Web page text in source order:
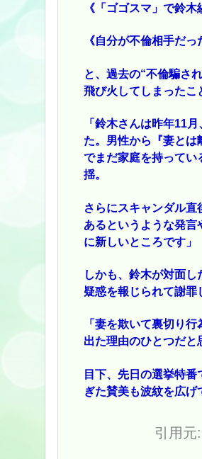
《「ゴゴスマ」で鈴
《自分が不倫相手だ
と、過去の“不倫騙さ
飛び火してしまったこ
「鈴木さんは昨年11
た。男性から『妻と
でまだ家庭を持って
揺。
さらにスキャンダル
あるというような発
に新しいところです」
しかも、鈴木が対面
疑惑を報じられて謝罪
「妻を欺いて裏切り
出た理由のひとつだと
目下、先日の選挙特
ぎた賛美も波紋を広げ
引用元: